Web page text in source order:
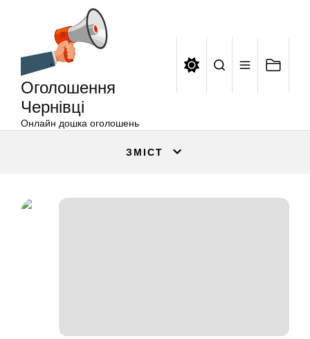
Оголошення
Чернівці
Онлайн дошка оголошень
ЗМІСТ